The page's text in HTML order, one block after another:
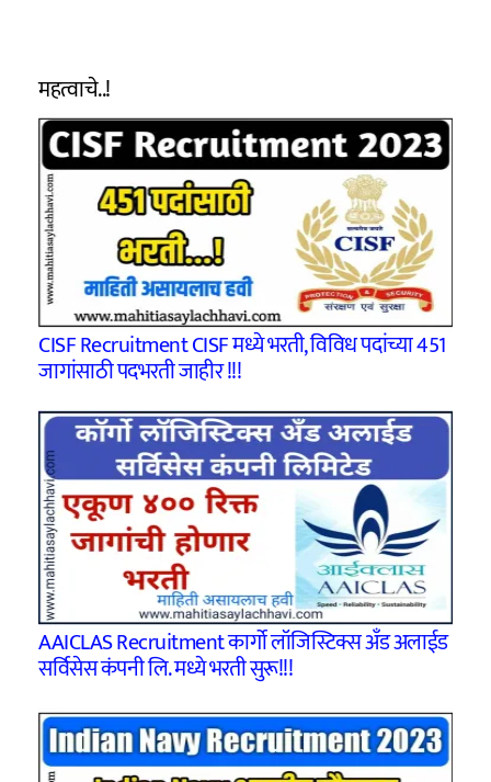
महत्वाचे..!
CISF Recruitment CISF मध्ये भरती, विविध पदांच्या 451
जागांसाठी पदभरती जाहीर !!!
AAICLAS Recruitment कार्गो लॉजिस्टिक्स अँड अलाईड
सर्विसेस कंपनी लि. मध्ये भरती सुरू!!!